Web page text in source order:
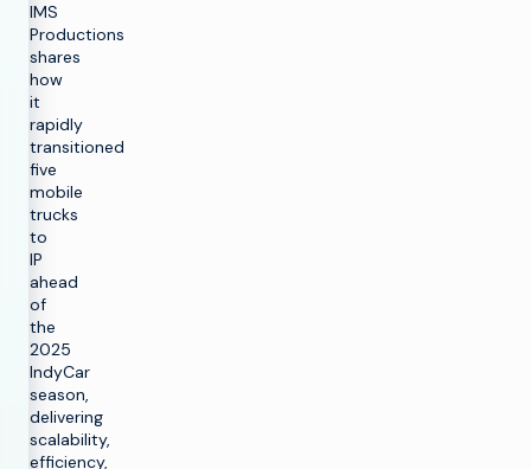
IMS
Productions
shares
how
it
rapidly
transitioned
five
mobile
trucks
to
IP
ahead
of
the
2025
IndyCar
season,
delivering
scalability,
efficiency,